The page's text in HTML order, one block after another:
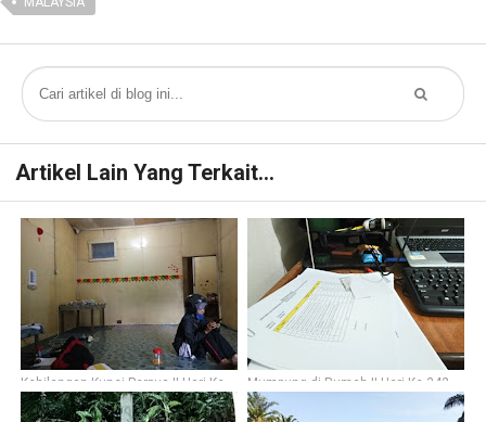
Artikel Lain Yang Terkait...
Kehilangan Kunci Perpus || Hari Ke-
371
Mumpung di Rumah || Hari Ke-342